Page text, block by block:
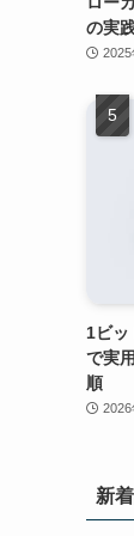
の実
2025
1ビ
で実
順
2026
新